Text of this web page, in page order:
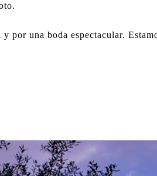
por una boda espectacular.